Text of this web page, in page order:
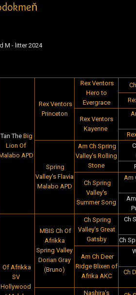
M - litter 2024
Tan The Big
Lion Of
APD
Rex Ventors
Princeton
Rex Ventors
Hero to
Evergrace
Rex Ventors
Kayenne
Spring
Valley's Flavia
Malabo APD
Am Ch Spring
Valley's Rolling
Stone
Ch Spring
Valley's
Summer Song
Am
Of Afrikka
SV
Hollywood
MBIS Ch Of
Afrikka
Spring Valley
Dorian Gray
(Bruno)
Ch Spring
Valley's Great
Gatsby
Ch
Ch
Am Ch Deer
Ridge Blixen of
Afrika AKC
Ch
Nashira's